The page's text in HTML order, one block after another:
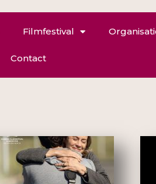
Filmfestival
Contact